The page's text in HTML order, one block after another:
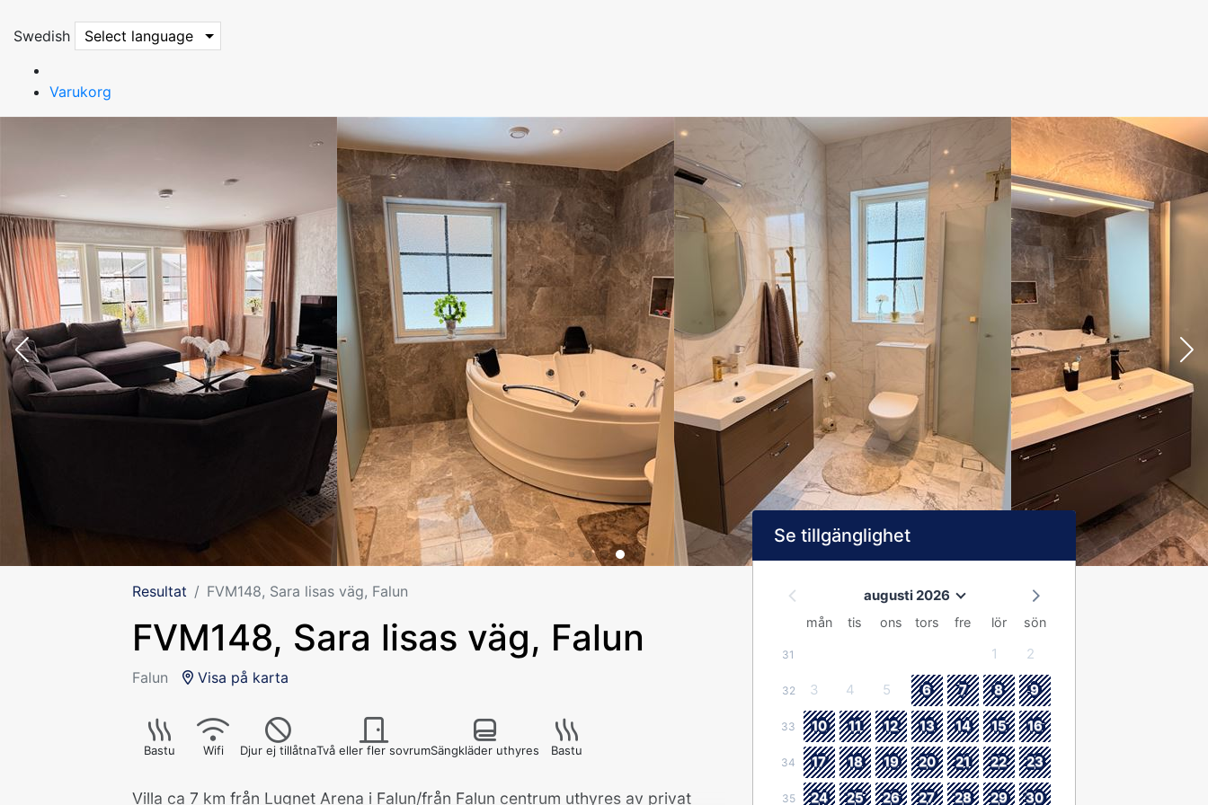
Swedish Select language
Varukorg
Resultat FVM148, Sara lisas väg, Falun
FVM148, Sara lisas väg, Falun
Falun Visa på karta
Bastu Wifi Djur ej tillåtnaTvå eller fler sovrumSängkläder uthyres Bastu
Villa ca 7 km från Lugnet Arena i Falun/från Falun centrum uthyres av privat
Se tillgänglighet
augusti 2026
mån tis ons tors fre lör sön
31 1 2
32 3 4 5 6 7 8 9
33 10 11 12 13 14 15 16
34 17 18 19 20 21 22 23
35 24 25 26 27 28 29 30